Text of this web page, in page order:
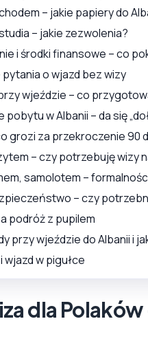
– jakie papiery do
– jakie zezwolenia?
i środki finansowe – co
o wjazd bez wizy
wjeździe – co
pobytu w Albanii – da się
grozi za przekroczenie 90
– czy potrzebuję wizy
samolotem –
– czy
podróż z pupilem
przy wjeździe do Albanii i
wjazd w pigułce
dla